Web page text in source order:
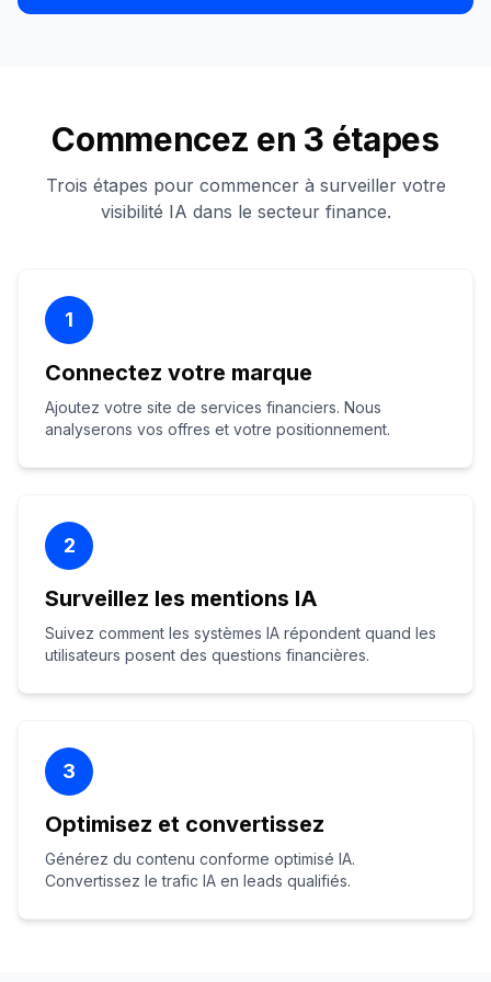
Commencez en 3 étapes
Trois étapes pour commencer à surveiller votre
visibilité IA dans le secteur finance.
1
Connectez votre marque
Ajoutez votre site de services financiers. Nous
analyserons vos offres et votre positionnement.
2
Surveillez les mentions IA
Suivez comment les systèmes IA répondent quand les
utilisateurs posent des questions financières.
3
Optimisez et convertissez
Générez du contenu conforme optimisé IA.
Convertissez le trafic IA en leads qualifiés.